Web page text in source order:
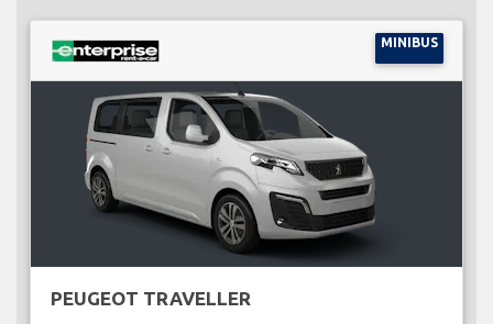
MINIBUS
PEUGEOT TRAVELLER